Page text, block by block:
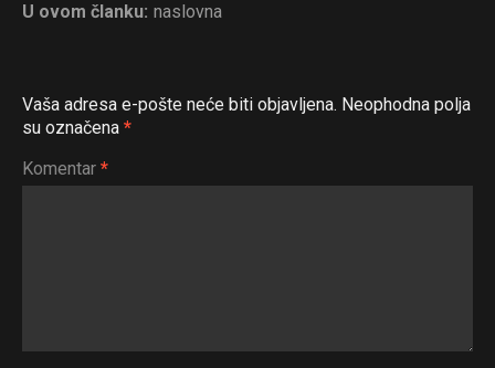
U ovom članku: naslovna
Vaša adresa e-pošte neće biti objavljena. Neophodna polja
su označena *
Komentar *